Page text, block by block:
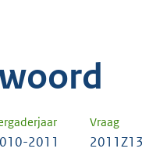
Vraag
2011